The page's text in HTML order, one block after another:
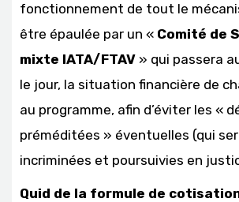
fonctionnement de tout le
être épaulée par un « Comité de
mixte IATA/FTAV » qui passera
le jour, la situation financière de
au programme, afin d’éviter les «
préméditées » éventuelles (qui
incriminées et poursuivies en
Quid de la formule de